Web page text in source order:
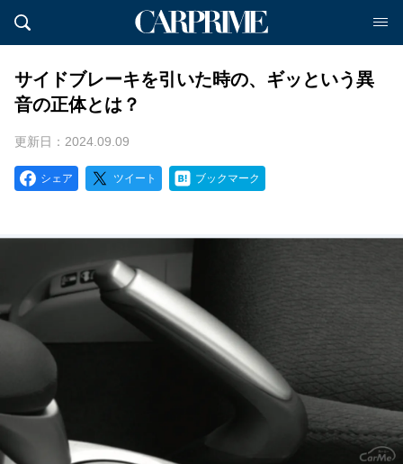
サイドブレーキを引いた時の、ギッという異
音の正体とは？
更新日：2024.09.09
シェア ツイート ブックマーク